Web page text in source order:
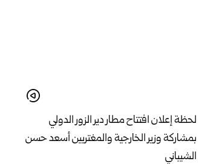
لحظة إعلان افتتاح مطار دير الزور الدولي
بمشاركة وزير الخارجية والمغتربين أسعد حسن
الشيباني